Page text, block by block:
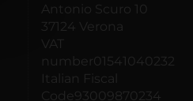
Antonio Scuro 10
37124 Verona
VAT
number01541040232
Italian Fiscal
Code93009870234